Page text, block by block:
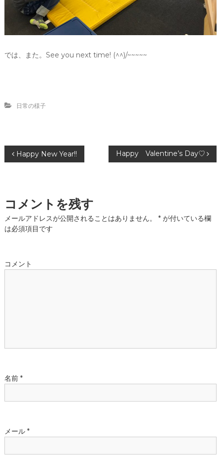
では、また。See you next time! (^^)/~~~~~
日常の様子
投
ナ
ビ
ー
Happy New Year!! Happy Valentine’s Day♡
コメントを残す
メールアドレスが公開されることはありません。 *が付いている欄
は必須項目です
コメント
名前 *
メール *